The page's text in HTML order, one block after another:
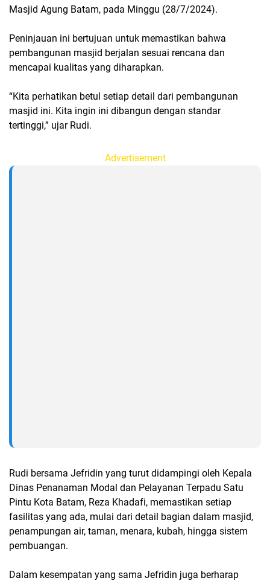
Masjid Agung Batam, pada Minggu (28/7/2024).
Peninjauan ini bertujuan untuk memastikan bahwa
pembangunan masjid berjalan sesuai rencana dan
mencapai kualitas yang diharapkan.
“Kita perhatikan betul setiap detail dari pembangunan
masjid ini. Kita ingin ini dibangun dengan standar
tertinggi,” ujar Rudi.
Advertisement
Rudi bersama Jefridin yang turut didampingi oleh Kepala
Dinas Penanaman Modal dan Pelayanan Terpadu Satu
Pintu Kota Batam, Reza Khadafi, memastikan setiap
fasilitas yang ada, mulai dari detail bagian dalam masjid,
penampungan air, taman, menara, kubah, hingga sistem
pembuangan.
Dalam kesempatan yang sama Jefridin juga berharap